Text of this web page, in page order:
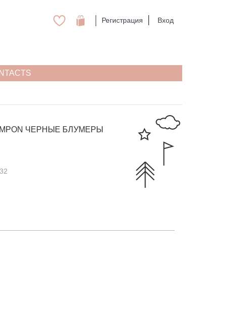
Регистрация Вход
ЧЕРНЫЕ БЛУМЕРЫ